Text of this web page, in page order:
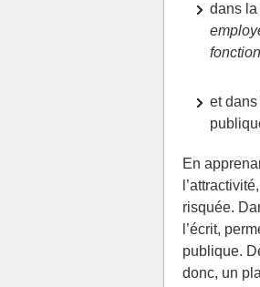
dans la
et
En
risquée.
l’écrit,
publique.
donc, un